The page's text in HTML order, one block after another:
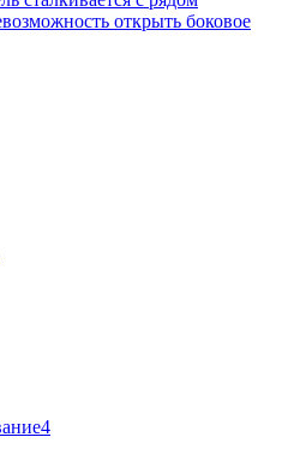
открыть боковое
4